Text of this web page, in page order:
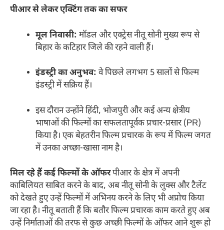
पीआर से लेकर एक्टिंग तक का सफर
मूल निवासी: मॉडल और एक्ट्रेस नीतू सोनी मुख्य रूप से
बिहार के कटिहार जिले की रहने वाली हैं।
इंडस्ट्री का अनुभव: वे पिछले लगभग 5 सालों से फिल्म
इंडस्ट्री में सक्रिय हैं।
इस दौरान उन्होंने हिंदी, भोजपुरी और कई अन्य क्षेत्रीय
भाषाओं की फिल्मों का सफलतापूर्वक प्रचार-प्रसार (PR)
किया है। एक बेहतरीन फिल्म प्रचारक के रूप में फिल्म जगत
में उनका अच्छा-खासा नाम है।
मिल रहे हैं कई फिल्मों के ऑफरपीआर के क्षेत्र में अपनी
काबिलियत साबित करने के बाद, अब नीतू सोनी के लुक्स और टैलेंट
को देखते हुए उन्हें फिल्मों में अभिनय करने के लिए भी अप्रोच किया
जा रहा है। नीतू बताती हैं कि बतौर फिल्म प्रचारक काम करते हुए अब
उन्हें निर्माताओं की तरफ से कुछ अच्छी फिल्मों के ऑफर आने शुरू हो